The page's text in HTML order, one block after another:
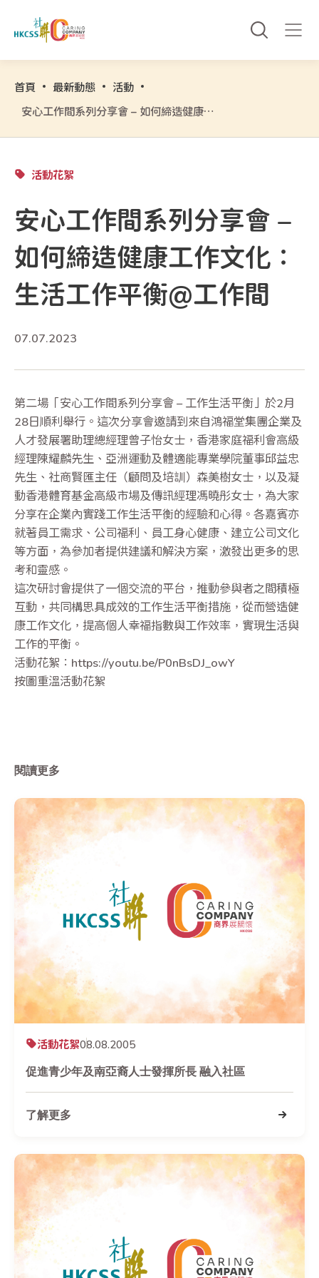
首頁 最新動態
活動
安心工作間系列分享會 – 如何締造健康工作文化：生活工作平衡@工作間
活動花絮
安心工作間系列分享會 –
如何締造健康工作文化：
生活工作平衡@工作間
07.07.2023
第二場「安心工作間系列分享會 – 工作生活平衡」於2月
28日順利舉行。這次分享會邀請到來自鴻福堂集團企業及
人才發展署助理總經理曾子怡女士，香港家庭福利會高級
經理陳耀麟先生、亞洲運動及體適能專業學院董事邱益忠
先生、社商賢匯主任（顧問及培訓）森美樹女士，以及凝
動香港體育基金高級市場及傳訊經理馮曉彤女士，為大家
分享在企業內實踐工作生活平衡的經驗和心得。各嘉賓亦
就著員工需求、公司福利、員工身心健康、建立公司文化
等方面，為參加者提供建議和解決方案，激發出更多的思
考和靈感。
這次研討會提供了一個交流的平台，推動參與者之間積極
互動，共同構思具成效的工作生活平衡措施，從而營造健
康工作文化，提高個人幸福指數與工作效率，實現生活與
工作的平衡。
活動花絮：https://youtu.be/P0nBsDJ_owY
按圖重溫活動花絮
閱讀更多
活動花絮08.08.2005
促進青少年及南亞裔人士發揮所長 融入社區
了解更多